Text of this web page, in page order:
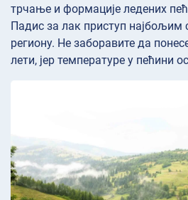
трчање и формације ледених
Падис за лак приступ најбољим
региону. Не заборавите да
лети, јер температуре у пећини